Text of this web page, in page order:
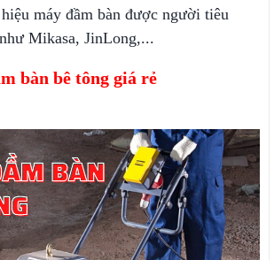
máy đầm bàn được người tiêu
Mikasa, JinLong,...
bàn bê tông giá rẻ